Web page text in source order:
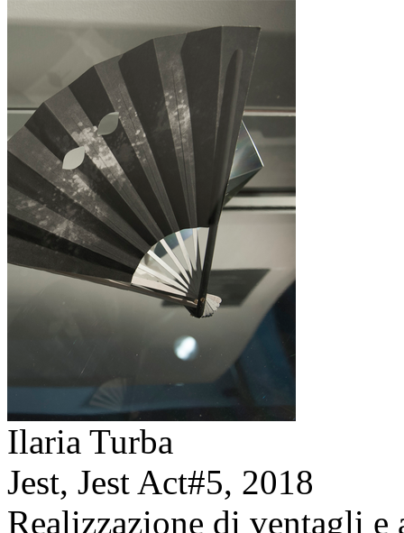
Ilaria Turba
Jest, Jest Act#5, 2018
Realizzazione di ventagli